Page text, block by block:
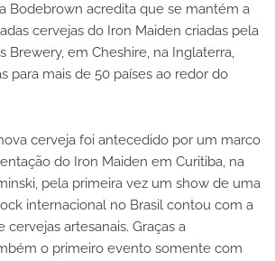
Bodebrown acredita que se mantém a
cervejas do Iron Maiden criadas pela
Brewery, em Cheshire, na Inglaterra,
para mais de 50 países ao redor do
cerveja foi antecedido por um marco
do Iron Maiden em Curitiba, na
pela primeira vez um show de uma
internacional no Brasil contou com a
artesanais. Graças a
o primeiro evento somente com